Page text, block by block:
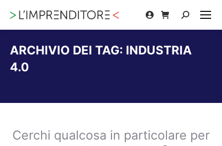
Cerca:
ARCHIVIO DEI TAG: INDUSTRIA
4.0
Cerchi qualcosa in particolare per